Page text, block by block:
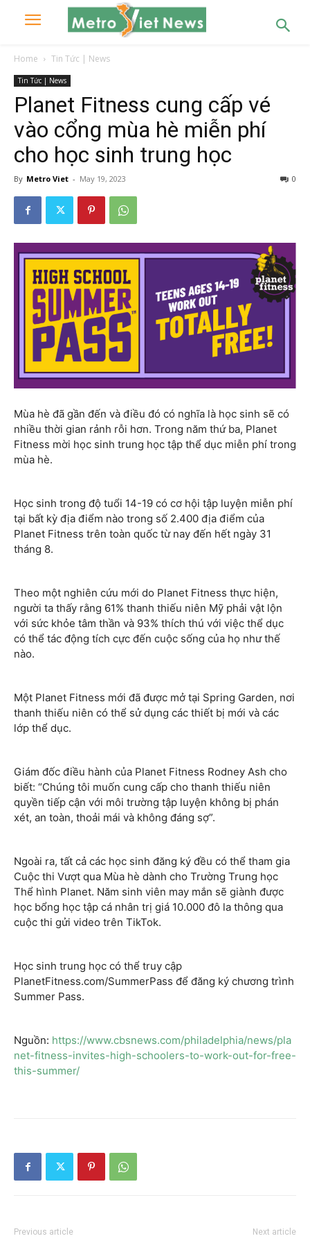
Home Tin Tức | News
Tin Tức | News
Planet Fitness cung cấp vé
vào cổng mùa hè miễn phí
cho học sinh trung học
By Metro Viet - May 19, 2023 0
Mùa hè đã gần đến và điều đó có nghĩa là học sinh sẽ có
nhiều thời gian rảnh rỗi hơn. Trong năm thứ ba, Planet
Fitness mời học sinh trung học tập thể dục miễn phí trong
mùa hè.
Học sinh trong độ tuổi 14-19 có cơ hội tập luyện miễn phí
tại bất kỳ địa điểm nào trong số 2.400 địa điểm của
Planet Fitness trên toàn quốc từ nay đến hết ngày 31
tháng 8.
Theo một nghiên cứu mới do Planet Fitness thực hiện,
người ta thấy rằng 61% thanh thiếu niên Mỹ phải vật lộn
với sức khỏe tâm thần và 93% thích thú với việc thể dục
có thể tác động tích cực đến cuộc sống của họ như thế
nào.
Một Planet Fitness mới đã được mở tại Spring Garden, nơi
thanh thiếu niên có thể sử dụng các thiết bị mới và các
lớp thể dục.
Giám đốc điều hành của Planet Fitness Rodney Ash cho
biết: “Chúng tôi muốn cung cấp cho thanh thiếu niên
quyền tiếp cận với môi trường tập luyện không bị phán
xét, an toàn, thoải mái và không đáng sợ”.
Ngoài ra, tất cả các học sinh đăng ký đều có thể tham gia
Cuộc thi Vượt qua Mùa hè dành cho Trường Trung học
Thể hình Planet. Năm sinh viên may mắn sẽ giành được
học bổng học tập cá nhân trị giá 10.000 đô la thông qua
cuộc thi gửi video trên TikTok.
Học sinh trung học có thể truy cập
PlanetFitness.com/SummerPass để đăng ký chương trình
Summer Pass.
Nguồn: https://www.cbsnews.com/philadelphia/news/pla
net-fitness-invites-high-schoolers-to-work-out-for-free-
this-summer/
Previous article Next article